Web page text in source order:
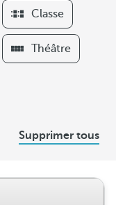
Classe
Théâtre
Supprimer tous